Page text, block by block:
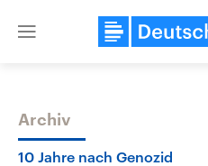
Close
Themen
Archiv
10 Jahre nach Genozid